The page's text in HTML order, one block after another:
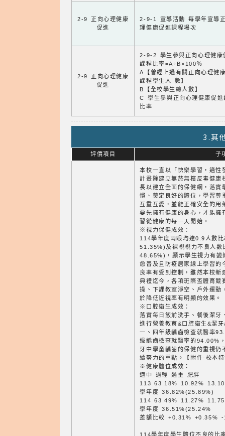
2-9 正向心理健康
促進
2-9-1 宣導活動 每學年宣導
理健康促進課程場次
2-9 正向心理健康
促進
2-9-2 學生參與正向心理健康
課程比率=A÷B×100％
A【曾經上過有關正向心理健
課程學生人 數】
B【全校學生總人數】
C 學生參與正向心理健康促進
比率
3.其
評價項目 子
本校一直以「快樂學習，適性
計畫除建立無菸無檳反毒健康
長以建立全面的保健網，落實
慣、奠定良好的體位，學習尊
互重互愛，並能正確安全的用
要先擁有健康的身心，才能擁
習從健康的每一天開始。
※視力保健成效：
114學年度兩眼均達0.9人數
51.35%)及裸視視力不良人
48.65%)，顯示學生視力有變
愈普及且防疫居家線上學習的
良率有受到控制，雖然本校
典禮迄今，各項班際盃體育競
操、下課教室淨空、戶外運動
於降低近視率有明顯的效果。
※口腔衛生成效：
落實每日飯前洗手、餐後潔牙
進行營養教育&口腔衛生&潔
一、四年級齲齒檢查就醫率
級齲齒檢查就醫率的94.00%
牙中學童齲齒的保健的重視仍
續努力的重點。【附件-校本
※健康體位成效：
適中 過輕 過重 肥胖
113 63.18% 10.92%
學年度 36.82%(25.89%)
114 63.49% 11.27%
學年度 36.51%(25.24%
差額比較 +0.31% +0.35%
114學年度學生體位不良的比